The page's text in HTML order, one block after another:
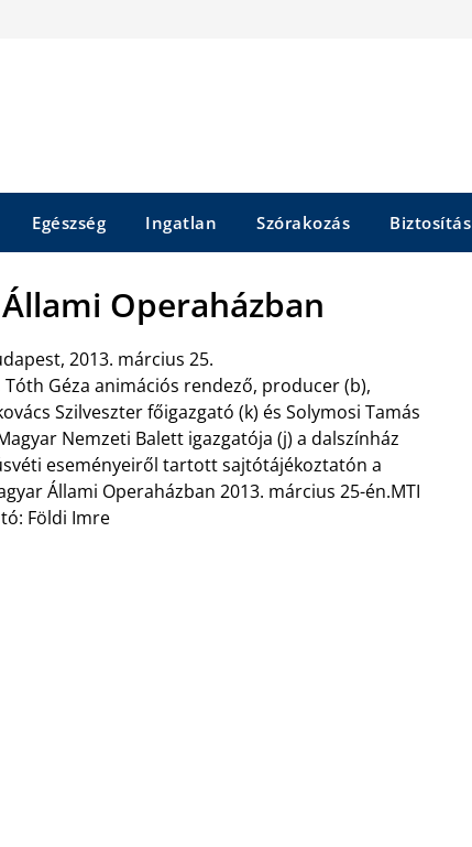
Egészség Ingatlan Szórakozás Biztosítás
Operaházban
2013. március 25.
Tóth Géza animációs rendező, producer (b),
Szilveszter főigazgató (k) és Solymosi Tamás
Nemzeti Balett igazgatója (j) a dalszínház
eseményeiről tartott sajtótájékoztatón a
Állami Operaházban 2013. március 25-én.MTI
Földi Imre